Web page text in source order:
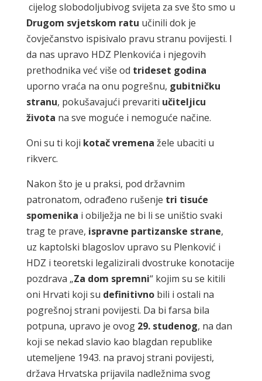
cijelog slobodoljubivog svijeta za sve što smo u
Drugom svjetskom ratu učinili dok je
čovječanstvo ispisivalo pravu stranu povijesti. I
da nas upravo HDZ Plenkovića i njegovih
prethodnika već više od trideset godina
uporno vraća na onu pogrešnu, gubitničku
stranu, pokušavajući prevariti učiteljicu
života na sve moguće i nemoguće načine.
Oni su ti koji kotač vremena žele ubaciti u
rikverc.
Nakon što je u praksi, pod državnim
patronatom, odrađeno rušenje tri tisuće
spomenika i obilježja ne bi li se uništio svaki
trag te prave, ispravne partizanske strane,
uz kaptolski blagoslov upravo su Plenković i
HDZ i teoretski legalizirali dvostruke konotacije
pozdrava „Za dom spremni“ kojim su se kitili
oni Hrvati koji su definitivnobili i ostali na
pogrešnoj strani povijesti. Da bi farsa bila
potpuna, upravo je ovog 29. studenog, na dan
koji se nekad slavio kao blagdan republike
utemeljene 1943. na pravoj strani povijesti,
država Hrvatska prijavila nadležnima svog